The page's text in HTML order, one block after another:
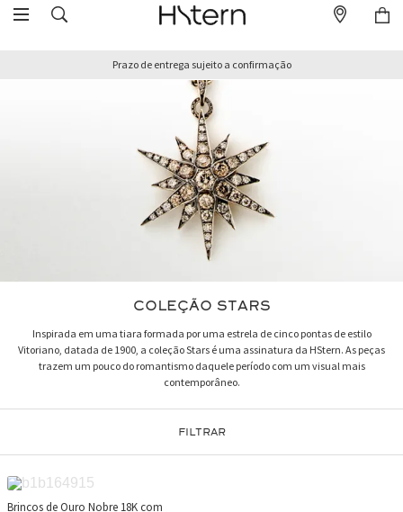
Prazo de entrega sujeito a confirmação
COLEÇÃO STARS
Inspirada em uma tiara formada por uma estrela de cinco pontas de estilo
Vitoriano, datada de 1900, a coleção Stars é uma assinatura da HStern. As peças
trazem um pouco do romantismo daquele período com um visual mais
contemporâneo.
FILTRAR
Brincos de Ouro Nobre 18K com